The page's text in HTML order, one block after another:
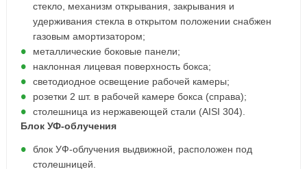
стекло, механизм открывания, закрывания и
удерживания стекла в открытом положении снабжен
газовым амортизатором;
металлические боковые панели;
наклонная лицевая поверхность бокса;
светодиодное освещение рабочей камеры;
розетки 2 шт. в рабочей камере бокса (справа);
столешница из нержавеющей стали (AISI 304).
Блок УФ-облучения
блок УФ-облучения выдвижной, расположен под
столешницей.